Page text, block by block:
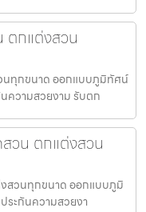
ตกแต่งสวน
นทุกขนาด ออกแบบภูมิทัศน์
ความสวยงาม รับตก
วน ตกแต่งสวน
สวนทุกขนาด ออกแบบภูมิ
ระกันความสวยงา